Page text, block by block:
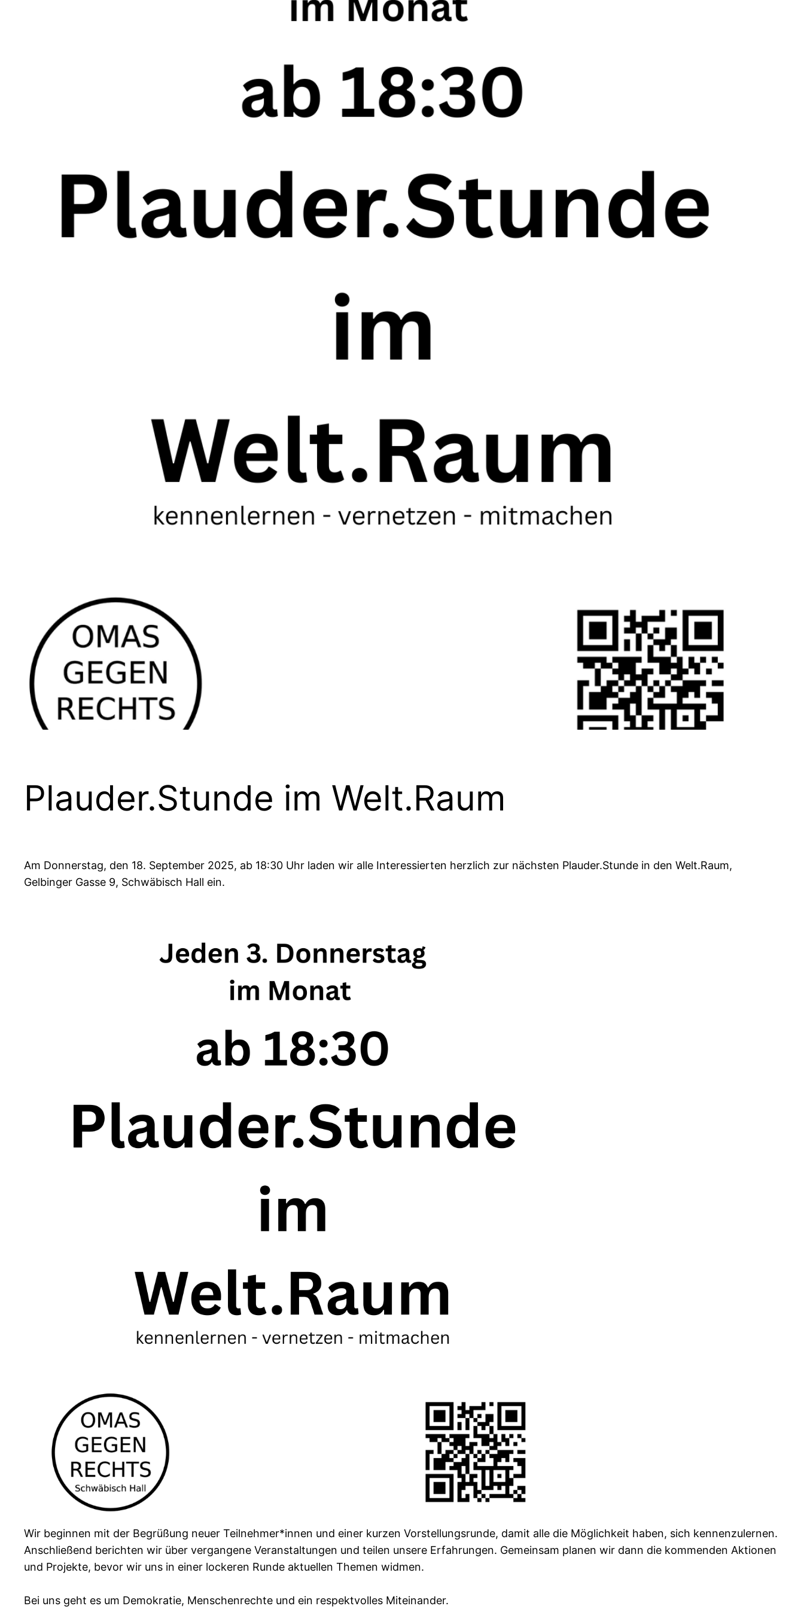
Plauder.Stunde im Welt.Raum
Am Donnerstag, den 18. September 2025, ab 18:30 Uhr laden wir alle Interessierten herzlich zur nächsten Plauder.Stunde in den Welt.Raum,
Gelbinger Gasse 9, Schwäbisch Hall ein.
Wir beginnen mit der Begrüßung neuer Teilnehmer*innen und einer kurzen Vorstellungsrunde, damit alle die Möglichkeit haben, sich kennenzulernen.
Anschließend berichten wir über vergangene Veranstaltungen und teilen unsere Erfahrungen. Gemeinsam planen wir dann die kommenden Aktionen
und Projekte, bevor wir uns in einer lockeren Runde aktuellen Themen widmen.
Bei uns geht es um Demokratie, Menschenrechte und ein respektvolles Miteinander.